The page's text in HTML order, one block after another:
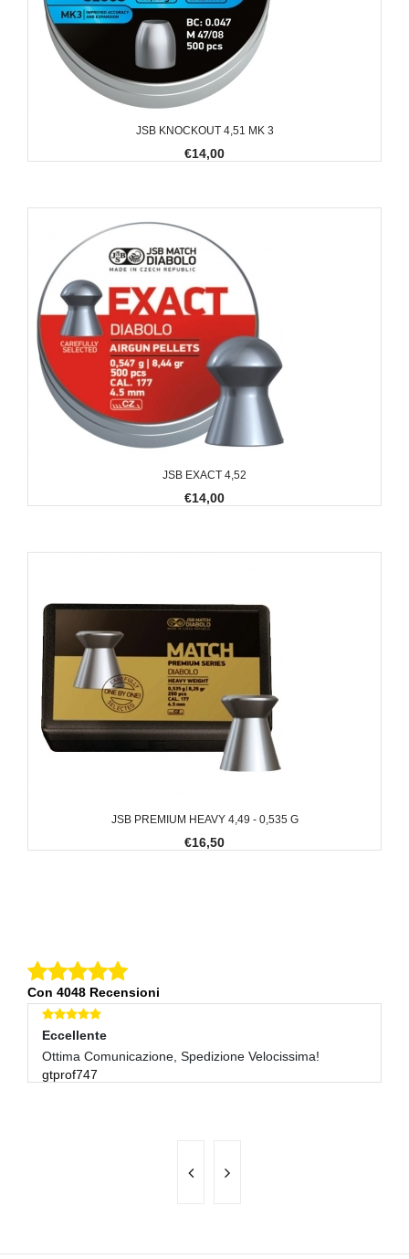
JSB KNOCKOUT 4,51 MK 3
€14,00
JSB EXACT 4,52
€14,00
JSB PREMIUM HEAVY 4,49 - 0,535 G
€16,50
Con 4048 Recensioni
Eccellente
Ottima Comunicazione, Spedizione Velocissima!
gtprof747